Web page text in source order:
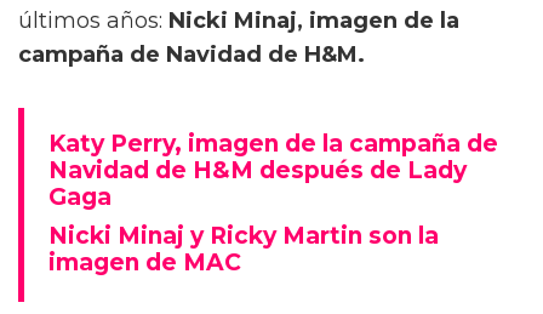
últimos años: Nicki Minaj, imagen de la
campaña de Navidad de H&M.
Katy Perry, imagen de la campaña de
Navidad de H&M después de Lady
Gaga
Nicki Minaj y Ricky Martin son la
imagen de MAC